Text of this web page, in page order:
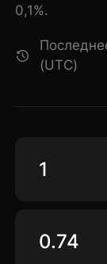
0,1%.
(UTC)